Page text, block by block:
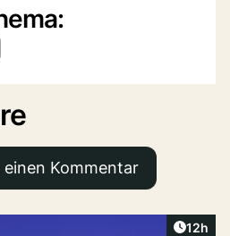
einen Kommentar
Artikel
12h